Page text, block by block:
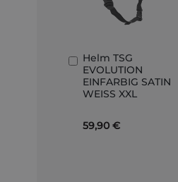
Helm TSG
EVOLUTION
EINFARBIG SATIN
WEISS XXL
59,90 €
In
den
Warenkorb